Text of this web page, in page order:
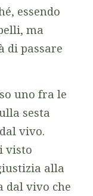
essendo
ma
di passare
uno fra le
sesta
vivo.
visto
alla
dal vivo che